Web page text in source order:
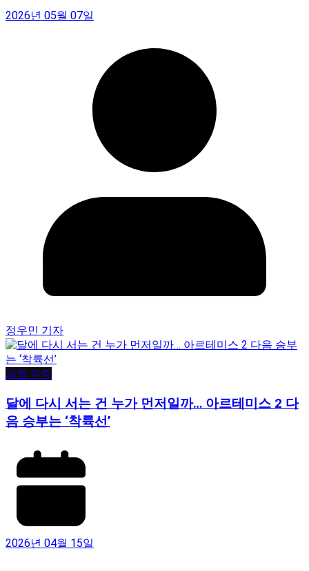
2026년 05월 07일
정우민 기자
과학·우주
달에 다시 서는 건 누가 먼저일까… 아르테미스 2 다
음 승부는 ‘착륙선’
2026년 04월 15일